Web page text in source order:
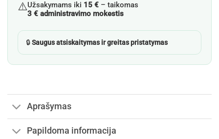
⚠️Užsakymams iki 15 € – taikomas
3 € administravimo mokestis
🔒Saugus atsiskaitymas ir greitas pristatymas
Aprašymas
Papildoma informacija